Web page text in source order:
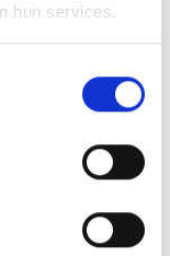
hun services.
Toevoegen
verlanglijst
FG752 (12 cm)
incl. BTW